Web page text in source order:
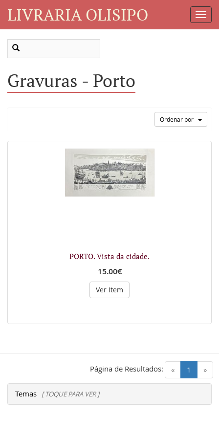
LIVRARIA OLISIPO
Gravuras - Porto
Ordenar por
PORTO. Vista da cidade.
15.00€
Ver Item
« 1 (current)
»
Página de Resultados:
Temas [ TOQUE PARA VER ]